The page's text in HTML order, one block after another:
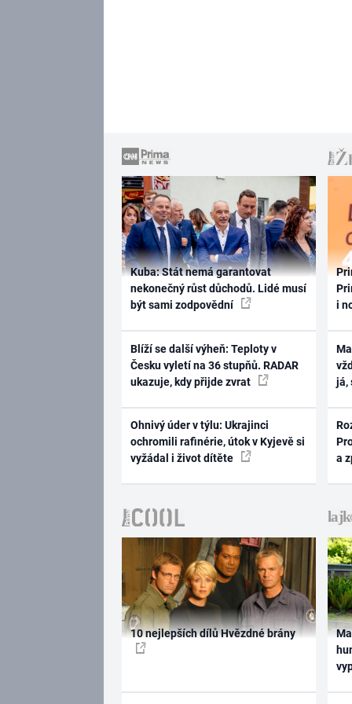
Kuba: Stát nemá garantovat
nekonečný růst důchodů. Lidé musí
být sami zodpovědní
Blíží se další výheň: Teploty v
Česku vyletí na 36 stupňů. RADAR
ukazuje, kdy přijde zvrat
Ohnivý úder v týlu: Ukrajinci
ochromili rafinérie, útok v Kyjevě si
vyžádal i život dítěte
i
já,
a
10 nejlepších dílů Hvězdné brány